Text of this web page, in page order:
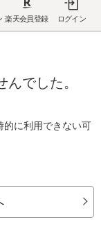
楽天会員登録 ログイン
でした。
的に利用できない可